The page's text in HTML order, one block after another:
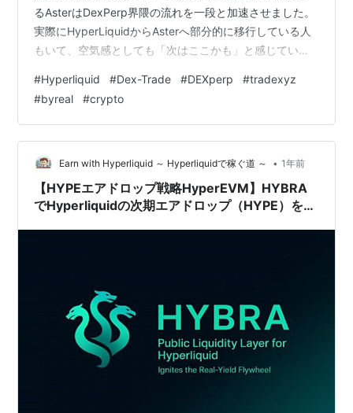
るAsterはDexPerp界隈の流れを一段と加速させました。
実際にHyperLiquidからAsterへ部分的に移行している人
もいて、空気感としても「次はここかも」と感じている
うまく設計されていて、スタートダッシュに乗り遅れた
人でも後から入りやすい仕組みが光っていました。初期
勢が全てを持っていく、よくあるDEXのパターンを避け
たのは上手かったと思います。 今朝には、以前の記事で
も触れていたUnitによるTRADE.XYZ…
#Hyperliquid #Dex-Trade #DEXperp #tradexyz
#byreal #crypto
Earn with Hyperliquid ～ Hyperliquidで稼ぐ道 ～ • 1年前
【HYPEエアドロップ戦略HyperEVM】HYBRA
でHyperliquidの次期エアドロップ（HYPE）を狙